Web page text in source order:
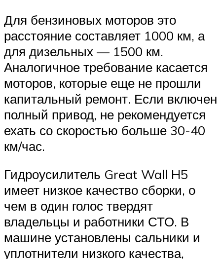
Для бензиновых моторов это
расстояние составляет 1000 км, а
для дизельных — 1500 км.
Аналогичное требование касается
моторов, которые еще не прошли
капитальный ремонт. Если включен
полный привод, не рекомендуется
ехать со скоростью больше 30-40
км/час.
Гидроусилитель Great Wall H5
имеет низкое качество сборки, о
чем в один голос твердят
владельцы и работники СТО. В
машине установлены сальники и
уплотнители низкого качества,